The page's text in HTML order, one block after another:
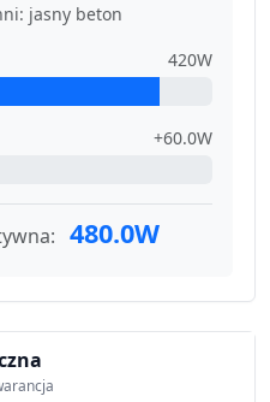
jasny beton
420W
+60.0W
480.0W